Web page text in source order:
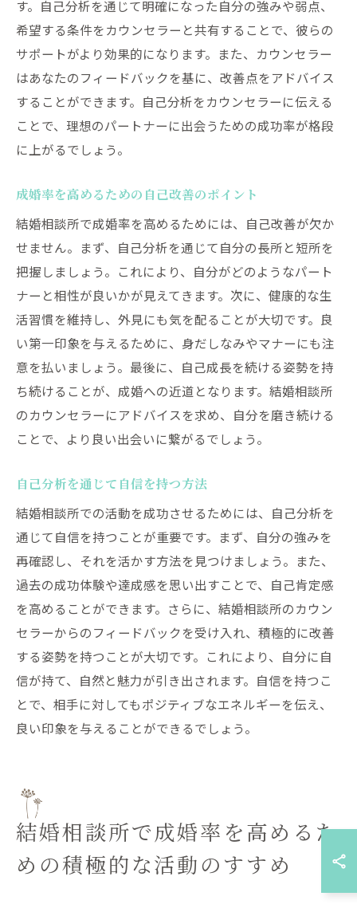
す。自己分析を通じて明確になった自分の強みや弱点、
希望する条件をカウンセラーと共有することで、彼らの
サポートがより効果的になります。また、カウンセラー
はあなたのフィードバックを基に、改善点をアドバイス
することができます。自己分析をカウンセラーに伝える
ことで、理想のパートナーに出会うための成功率が格段
に上がるでしょう。
成婚率を高めるための自己改善のポイント
結婚相談所で成婚率を高めるためには、自己改善が欠か
せません。まず、自己分析を通じて自分の長所と短所を
把握しましょう。これにより、自分がどのようなパート
ナーと相性が良いかが見えてきます。次に、健康的な生
活習慣を維持し、外見にも気を配ることが大切です。良
い第一印象を与えるために、身だしなみやマナーにも注
意を払いましょう。最後に、自己成長を続ける姿勢を持
ち続けることが、成婚への近道となります。結婚相談所
のカウンセラーにアドバイスを求め、自分を磨き続ける
ことで、より良い出会いに繋がるでしょう。
自己分析を通じて自信を持つ方法
結婚相談所での活動を成功させるためには、自己分析を
通じて自信を持つことが重要です。まず、自分の強みを
再確認し、それを活かす方法を見つけましょう。また、
過去の成功体験や達成感を思い出すことで、自己肯定感
を高めることができます。さらに、結婚相談所のカウン
セラーからのフィードバックを受け入れ、積極的に改善
する姿勢を持つことが大切です。これにより、自分に自
信が持て、自然と魅力が引き出されます。自信を持つこ
とで、相手に対してもポジティブなエネルギーを伝え、
良い印象を与えることができるでしょう。
結婚相談所で成婚率を高めるた
めの積極的な活動のすすめ